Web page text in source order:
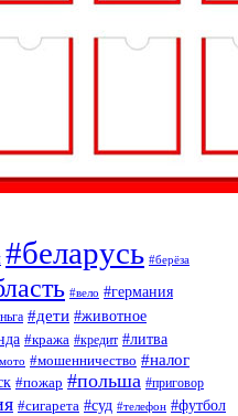
#беларусь #берёза
#вело #германия
#дети #животное
#кража #кредит #литва
#мошенничество #налог
#пожар #польша #приговор
#сигарета #суд #телефон #футбол